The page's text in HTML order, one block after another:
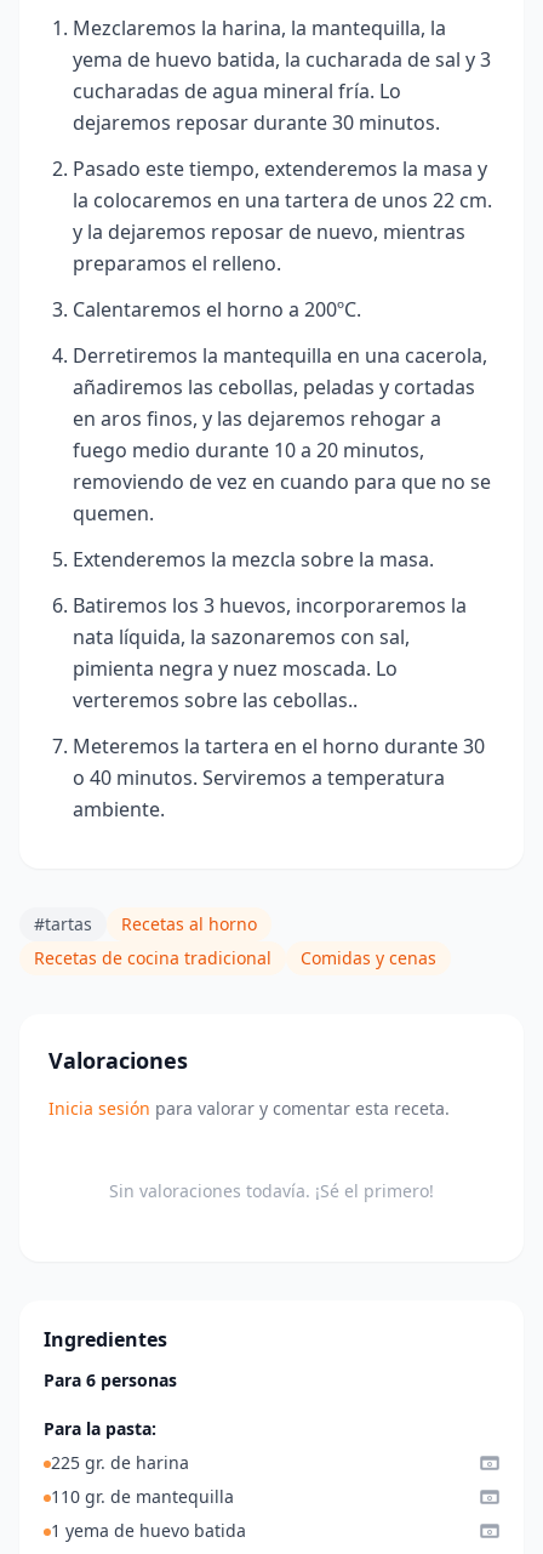
Mezclaremos la harina, la mantequilla, la
yema de huevo batida, la cucharada de sal y 3
cucharadas de agua mineral fría. Lo
dejaremos reposar durante 30 minutos.
Pasado este tiempo, extenderemos la masa y
la colocaremos en una tartera de unos 22 cm.
y la dejaremos reposar de nuevo, mientras
preparamos el relleno.
Calentaremos el horno a 200ºC.
Derretiremos la mantequilla en una cacerola,
añadiremos las cebollas, peladas y cortadas
en aros finos, y las dejaremos rehogar a
fuego medio durante 10 a 20 minutos,
removiendo de vez en cuando para que no se
quemen.
Extenderemos la mezcla sobre la masa.
Batiremos los 3 huevos, incorporaremos la
nata líquida, la sazonaremos con sal,
pimienta negra y nuez moscada. Lo
verteremos sobre las cebollas..
Meteremos la tartera en el horno durante 30
o 40 minutos. Serviremos a temperatura
ambiente.
#tartas
Recetas al horno
Recetas de cocina tradicional
Comidas y cenas
Valoraciones
Inicia sesión para valorar y comentar esta receta.
Sin valoraciones todavía. ¡Sé el primero!
Ingredientes
Para 6 personas
Para la pasta:
225 gr. de harina
110 gr. de mantequilla
1 yema de huevo batida